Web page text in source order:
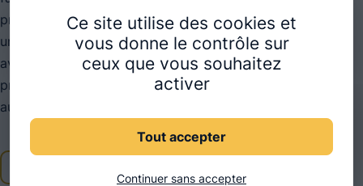
professionnelles en dehors d’un cabinet. De plus il existe
un vrai apprentissage de la biomécanique qui est mis en
avant et la possibilité de pouvoir effectuer un projet
professionnel en 4ème année nous offre une véritable
autonomie.
Ce site utilise des cookies et
vous donne le contrôle sur
ceux que vous souhaitez
activer
Tout accepter
Continuer sans accepter